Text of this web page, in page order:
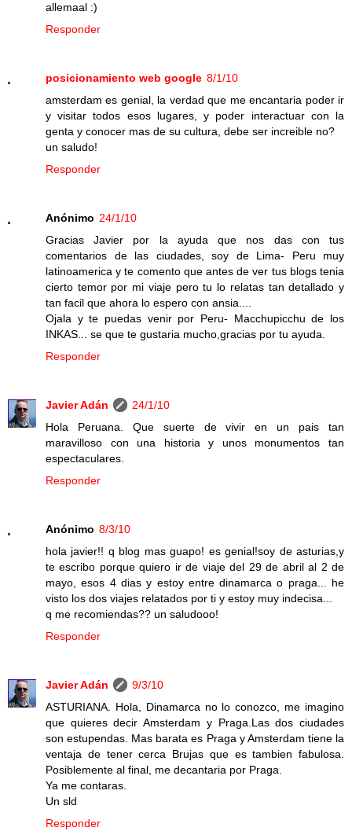
allemaal :)
Responder
posicionamiento web google 8/1/10
amsterdam es genial, la verdad que me encantaria poder ir
y visitar todos esos lugares, y poder interactuar con la
genta y conocer mas de su cultura, debe ser increible no?
un saludo!
Responder
Anónimo 24/1/10
Gracias Javier por la ayuda que nos das con tus
comentarios de las ciudades, soy de Lima- Peru muy
latinoamerica y te comento que antes de ver tus blogs tenia
cierto temor por mi viaje pero tu lo relatas tan detallado y
tan facil que ahora lo espero con ansia....
Ojala y te puedas venir por Peru- Macchupicchu de los
INKAS... se que te gustaria mucho,gracias por tu ayuda.
Responder
Javier Adán
24/1/10
Hola Peruana. Que suerte de vivir en un pais tan
maravilloso con una historia y unos monumentos tan
espectaculares.
Responder
Anónimo 8/3/10
hola javier!! q blog mas guapo! es genial!soy de asturias,y
te escribo porque quiero ir de viaje del 29 de abril al 2 de
mayo, esos 4 dias y estoy entre dinamarca o praga... he
visto los dos viajes relatados por ti y estoy muy indecisa...
q me recomiendas?? un saludooo!
Responder
Javier Adán
9/3/10
ASTURIANA. Hola, Dinamarca no lo conozco, me imagino
que quieres decir Amsterdam y Praga.Las dos ciudades
son estupendas. Mas barata es Praga y Amsterdam tiene la
ventaja de tener cerca Brujas que es tambien fabulosa.
Posiblemente al final, me decantaria por Praga.
Ya me contaras.
Un sld
Responder